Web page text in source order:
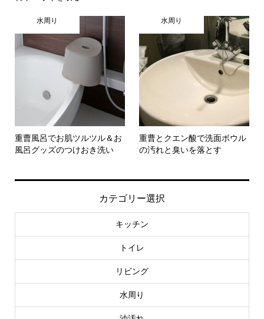
水周り
重曹風呂でお肌ツルツル＆お
風呂グッズのつけおき洗い
水周り
重曹とクエン酸で洗面ボウル
の汚れと臭いを落とす
カテゴリー選択
キッチン
トイレ
リビング
水周り